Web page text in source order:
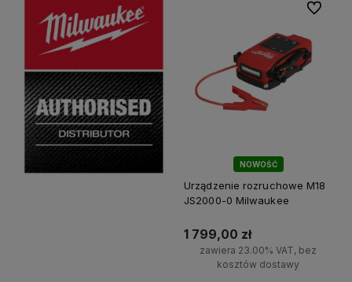
NOWOŚĆ
Urządzenie rozruchowe M18
JS2000-0 Milwaukee
1 799,00 zł
zawiera 23.00% VAT, bez
kosztów dostawy
Do